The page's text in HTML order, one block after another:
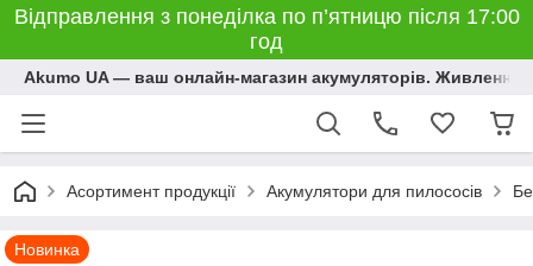
Відправлення з понеділка по п’ятницю після 17:00
год
Akumo UA — ваш онлайн-магазин акумуляторів. Живлення,
Асортимент продукції Акумулятори для пилососів
Новинка